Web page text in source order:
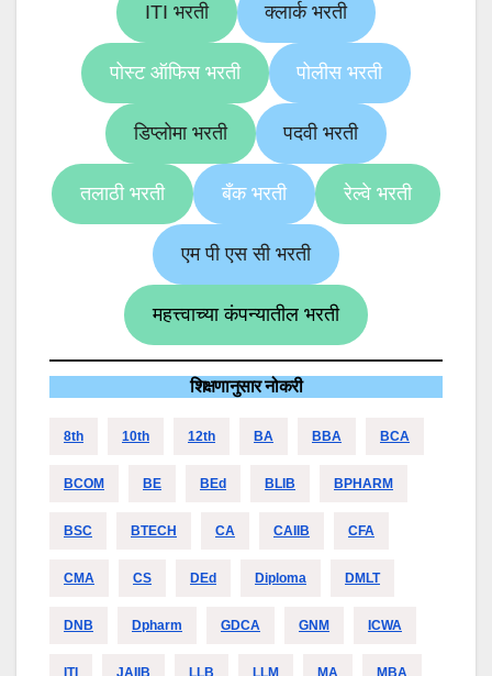
ITI भरती क्लार्क भरती
पोस्ट ऑफिस भरती पोलीस भरती
डिप्लोमा भरती पदवी भरती
तलाठी भरती बँक भरती रेल्वे भरती
एम पी एस सी भरती
महत्त्वाच्या कंपन्यातील भरती
शिक्षणानुसार नोकरी
8th 10th 12th BA BBA BCA
BCOM BE BEd BLIB BPHARM
BSC BTECH CA CAIIB CFA
CMA CS DEd Diploma DMLT
DNB Dpharm GDCA GNM ICWA
ITI JAIIB LLB LLM MA MBA